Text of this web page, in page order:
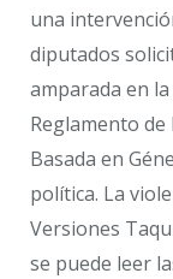
una
diputados
amparada en
Reglamento de
Basada en
política. La
Versiones
se puede leer